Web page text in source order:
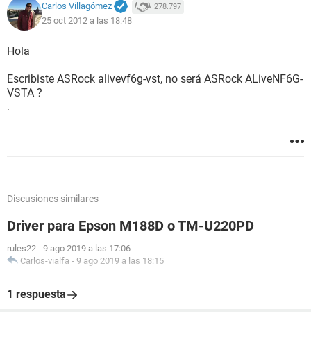
Carlos Villagómez 278.797
25 oct 2012 a las 18:48
Hola
Escribiste ASRock alivevf6g-vst, no será ASRock ALiveNF6G-
VSTA ?
.
Discusiones similares
Driver para Epson M188D o TM-U220PD
rules22 - 9 ago 2019 a las 17:06
Carlos-vialfa - 9 ago 2019 a las 18:15
1 respuesta